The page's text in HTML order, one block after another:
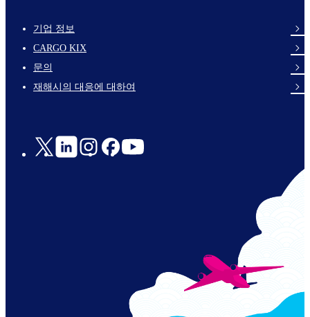
footer-
links-
en-
기업 정보
CARGO KIX
문의
재해시의 대응에 대하여
Social